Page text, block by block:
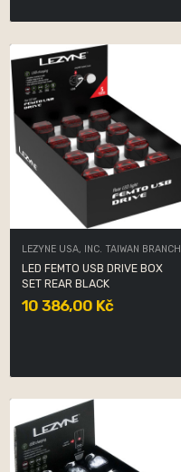
LEZYNE USA, INC. TAIWAN BRANCH
LED FEMTO USB DRIVE BOX
SET REAR BLACK
10 386,00 Kč